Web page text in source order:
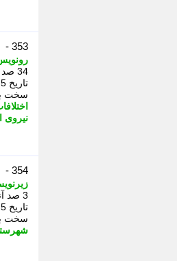
353 -
34
سخت
نیروی
354 -
3 صد
سخت